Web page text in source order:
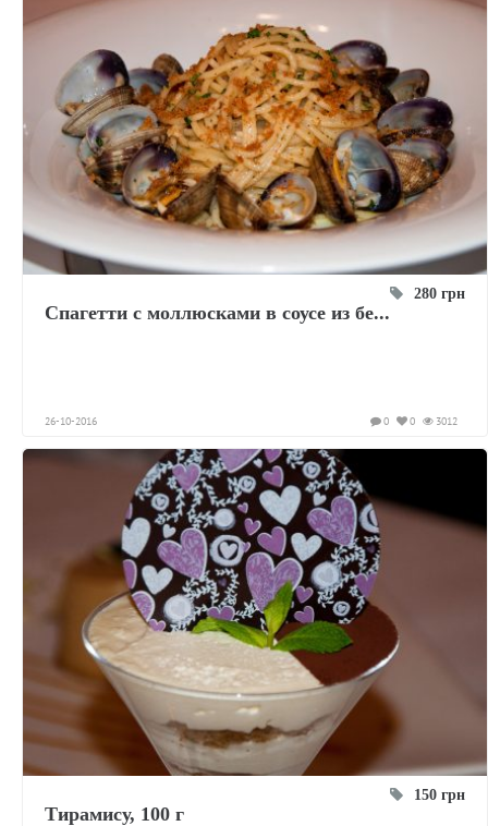
280 грн
Спагетти с моллюсками в соусе из бе...
26-10-2016 3012
0
0
150 грн
Тирамису, 100 г